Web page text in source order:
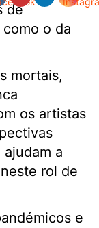
de
o da
mortais,
os artistas
a
rol de
e